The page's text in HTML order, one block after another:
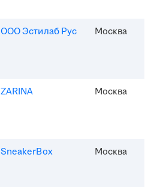
ООО Эстилаб Рус Москва
ZARINA Москва
SneakerBox Москва